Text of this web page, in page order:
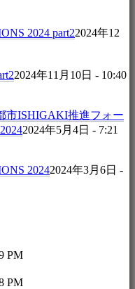
2024 part22024年12
2024年11月10日 - 10:40
市ISHIGAKI推進フォー
2024年5月4日 - 7:21
20242024年3月6日 -
PM
PM